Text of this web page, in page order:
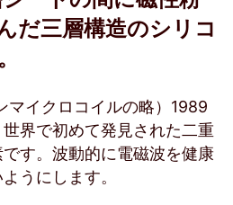
だ三層構造のシリコ
マイクロコイルの略）1989
界で初めて発見された二重
す。波動的に電磁波を健康
うにします。